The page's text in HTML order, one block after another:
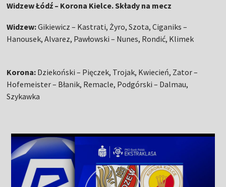
Widzew Łódź – Korona Kielce. Składy na mecz
Widzew:Gikiewicz – Kastrati, Żyro, Szota, Ciganiks –
Hanousek, Alvarez, Pawłowski – Nunes, Rondić, Klimek
Korona: Dziekoński – Pięczek, Trojak, Kwiecień, Zator –
Hofemeister – Błanik, Remacle, Podgórski – Dalmau,
Szykawka